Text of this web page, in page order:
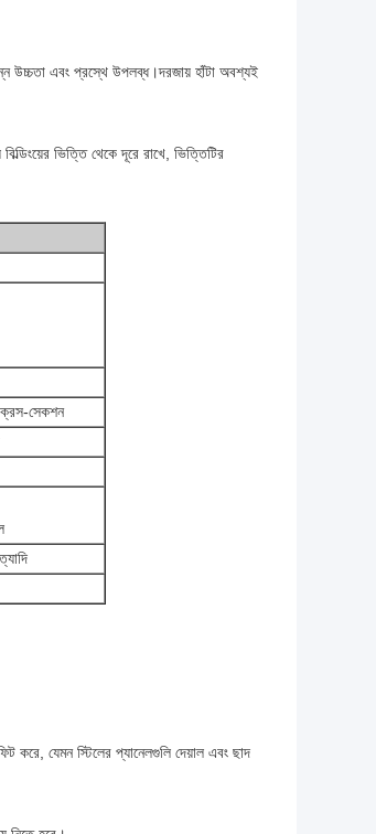
উচ্চতা এবং প্রস্থে উপলব্ধ।দরজায় হাঁটা অবশ্যই
ভিত্তি থেকে দূরে রাখে, ভিত্তিটির
সেকশন
করে, যেমন স্টিলের প্যানেলগুলি দেয়াল এবং ছাদ